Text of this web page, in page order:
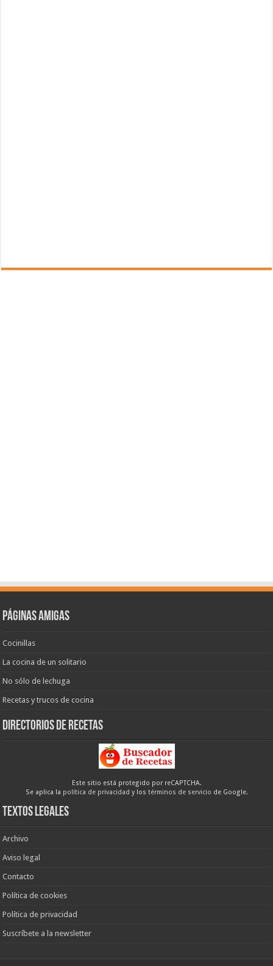
Páginas amigas
Cocinillas
La cocina de un solitario
No sólo de lechuga
Recetas y trucos de cocina
Directorios de recetas
Este sitio está protegido por reCAPTCHA.
Se aplica la política de privacidad y los términos de servicio de Google.
Textos legales
Archivo
Aviso legal
Contacto
Política de cookies
Política de privacidad
Suscríbete a la newsletter